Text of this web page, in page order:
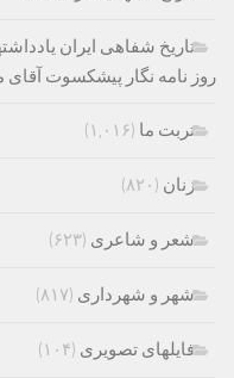
تاریخ شفاهی ایران
روز نامه نگار پیشکسوت
تربت ما (۱,۰۱۶)
زنان (۸۲۰)
شعر و شاعری (۶۲۳)
شهر و شهرداری (۸۱۷)
فایلهای تصویری (۱۰۴)